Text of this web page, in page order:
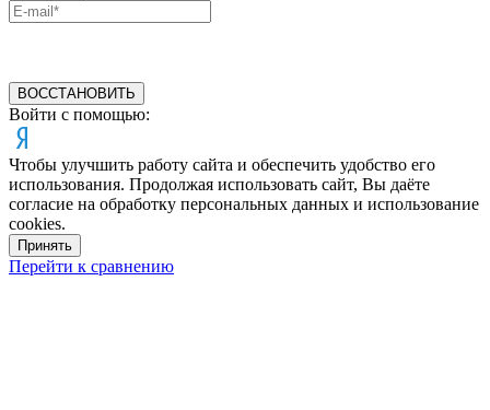
ВОССТАНОВИТЬ
Войти с помощью:
Чтобы улучшить работу сайта и обеспечить удобство его
использования. Продолжая использовать сайт, Вы даёте
согласие на обработку персональных данных и использование
cookies.
Принять
Перейти к сравнению